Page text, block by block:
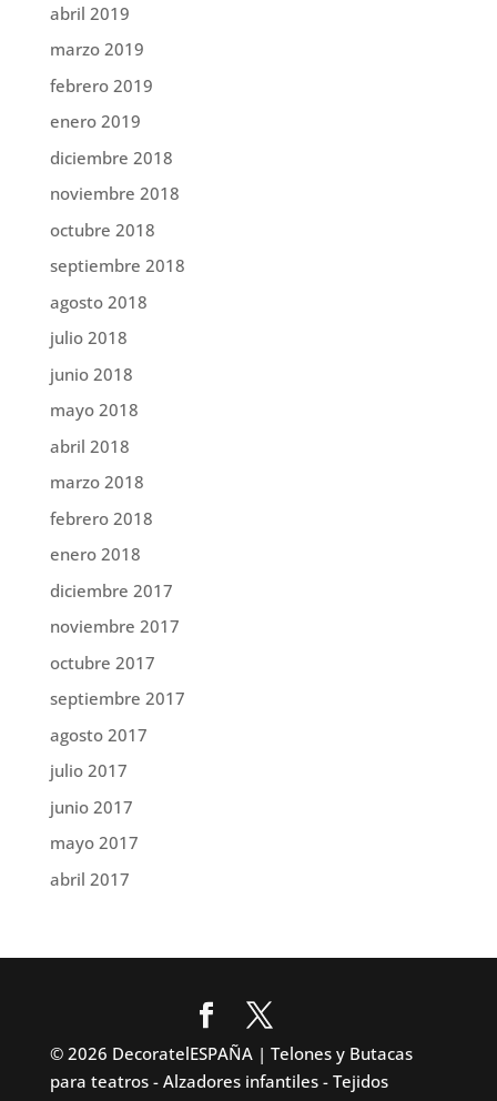
abril 2019
marzo 2019
febrero 2019
enero 2019
diciembre 2018
noviembre 2018
octubre 2018
septiembre 2018
agosto 2018
julio 2018
junio 2018
mayo 2018
abril 2018
marzo 2018
febrero 2018
enero 2018
diciembre 2017
noviembre 2017
octubre 2017
septiembre 2017
agosto 2017
julio 2017
junio 2017
mayo 2017
abril 2017
© 2026 DecoratelESPAÑA | Telones y Butacas
para teatros - Alzadores infantiles - Tejidos